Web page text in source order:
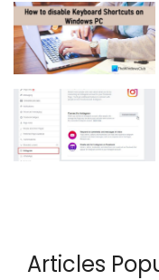
Articles